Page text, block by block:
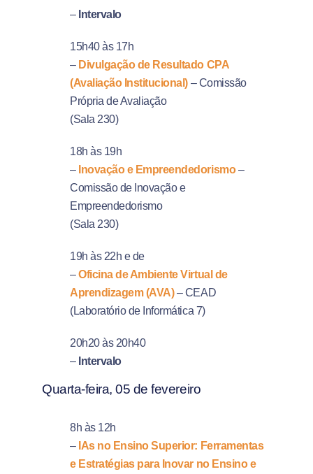
– Intervalo
15h40 às 17h
– Divulgação de Resultado CPA
(Avaliação Institucional) – Comissão
Própria de Avaliação
(Sala 230)
18h às 19h
– Inovação e Empreendedorismo–
Comissão de Inovação e
Empreendedorismo
(Sala 230)
19h às 22h e de
–Oficina de Ambiente Virtual de
Aprendizagem (AVA) – CEAD
(Laboratório de Informática 7)
20h20 às 20h40
– Intervalo
Quarta-feira, 05 de fevereiro
8h às 12h
– IAs no Ensino Superior: Ferramentas
e Estratégias para Inovar no Ensino e